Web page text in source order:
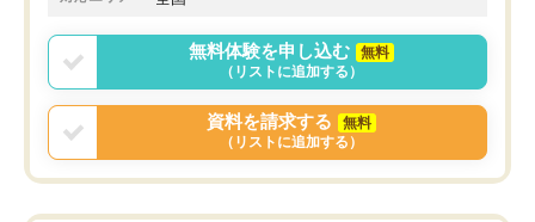
無料体験を申し込む
無料
（リストに追加する）
資料を請求する
無料
（リストに追加する）